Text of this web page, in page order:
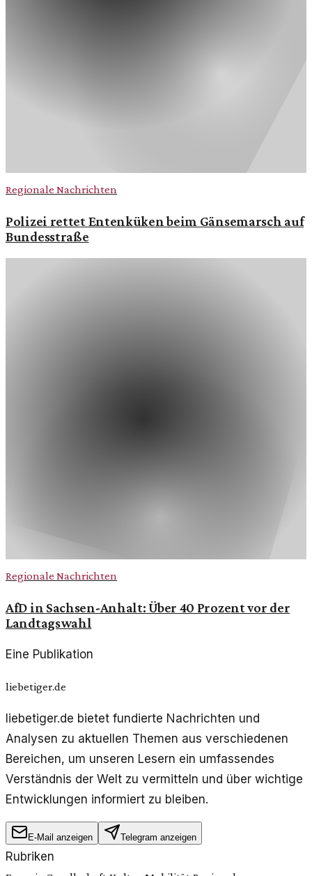
Regionale Nachrichten
Polizei rettet Entenküken beim Gänsemarsch auf
Bundesstraße
Regionale Nachrichten
AfD in Sachsen-Anhalt: Über 40 Prozent vor der
Landtagswahl
Eine Publikation
liebetiger.de
liebetiger.de bietet fundierte Nachrichten und
Analysen zu aktuellen Themen aus verschiedenen
Bereichen, um unseren Lesern ein umfassendes
Verständnis der Welt zu vermitteln und über wichtige
Entwicklungen informiert zu bleiben.
E-Mail anzeigen Telegram anzeigen
Rubriken